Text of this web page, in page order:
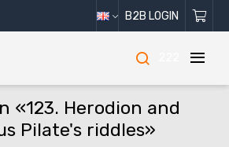
B2B LOGIN
«123. Herodion and
Pilate's riddles»